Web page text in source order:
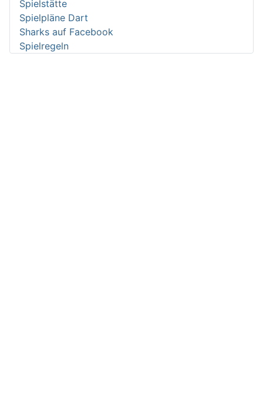
Spielstätte
Spielpläne Dart
Sharks auf Facebook
Spielregeln